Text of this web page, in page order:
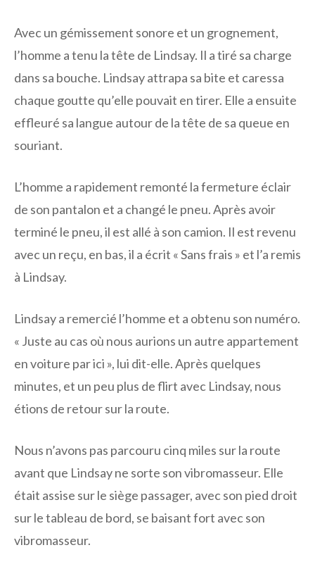
Avec un gémissement sonore et un grognement,
l’homme a tenu la tête de Lindsay. Il a tiré sa charge
dans sa bouche. Lindsay attrapa sa bite et caressa
chaque goutte qu’elle pouvait en tirer. Elle a ensuite
effleuré sa langue autour de la tête de sa queue en
souriant.
L’homme a rapidement remonté la fermeture éclair
de son pantalon et a changé le pneu. Après avoir
terminé le pneu, il est allé à son camion. Il est revenu
avec un reçu, en bas, il a écrit « Sans frais » et l’a remis
à Lindsay.
Lindsay a remercié l’homme et a obtenu son numéro.
« Juste au cas où nous aurions un autre appartement
en voiture par ici », lui dit-elle. Après quelques
minutes, et un peu plus de flirt avec Lindsay, nous
étions de retour sur la route.
Nous n’avons pas parcouru cinq miles sur la route
avant que Lindsay ne sorte son vibromasseur. Elle
était assise sur le siège passager, avec son pied droit
sur le tableau de bord, se baisant fort avec son
vibromasseur.